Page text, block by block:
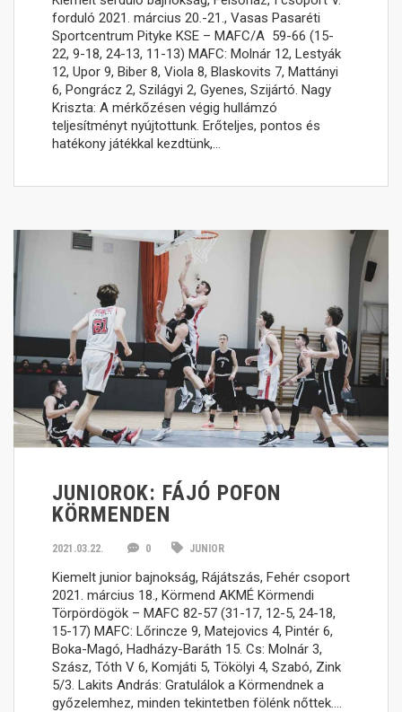
forduló 2021. március 20.-21., Vasas Pasaréti
Sportcentrum Pityke KSE – MAFC/A 59-66 (15-
22, 9-18, 24-13, 11-13) MAFC: Molnár 12, Lestyák
12, Upor 9, Biber 8, Viola 8, Blaskovits 7, Mattányi
6, Pongrácz 2, Szilágyi 2, Gyenes, Szijártó. Nagy
Kriszta: A mérkőzésen végig hullámzó
teljesítményt nyújtottunk. Erőteljes, pontos és
hatékony játékkal kezdtünk,…
JUNIOROK: FÁJÓ POFON
KÖRMENDEN
2021.03.22. 0 JUNIOR
Kiemelt junior bajnokság, Rájátszás, Fehér csoport
2021. március 18., Körmend AKMÉ Körmendi
Törpördögök – MAFC 82-57 (31-17, 12-5, 24-18,
15-17) MAFC: Lőrincze 9, Matejovics 4, Pintér 6,
Boka-Magó, Hadházy-Baráth 15. Cs: Molnár 3,
Szász, Tóth V 6, Komjáti 5, Tökölyi 4, Szabó, Zink
5/3. Lakits András: Gratulálok a Körmendnek a
győzelemhez, minden tekintetben fölénk nőttek….